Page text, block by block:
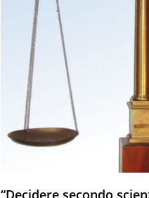
“Decidere secondo